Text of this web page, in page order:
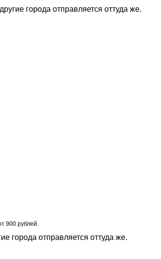
города отправляется оттуда же.
900 рублей.
города отправляется оттуда же.